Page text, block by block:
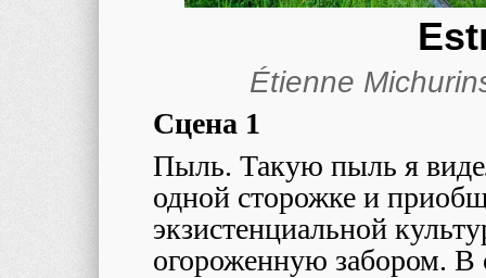
Étienne
Сцена 1
Пыль. Такую пыль я
одной сторожке и
экзистенциальной
огороженную забором.